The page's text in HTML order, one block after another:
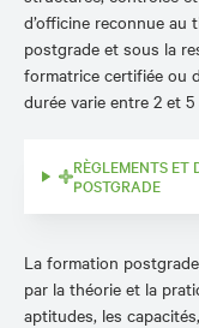
d’officine reconnue au
postgrade et sous la
formatrice certifiée ou
durée varie entre 2 et 5
RÈGLEMENTS ET
POSTGRADE
La formation
par la théorie et la
aptitudes, les